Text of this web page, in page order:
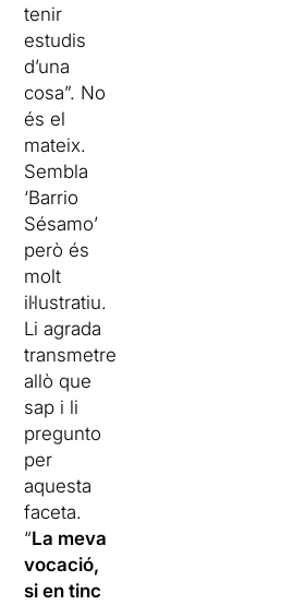
tenir
estudis
d’una
cosa”. No
és el
mateix.
Sembla
‘Barrio
Sésamo’
però és
molt
il·lustratiu.
Li agrada
transmetre
allò que
sap i li
pregunto
per
aquesta
faceta.
“La meva
vocació,
si en tinc